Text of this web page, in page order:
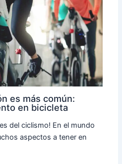
es más común:
en bicicleta
del ciclismo! En el mundo
aspectos a tener en